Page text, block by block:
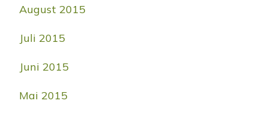
August 2015
Juli 2015
Juni 2015
Mai 2015